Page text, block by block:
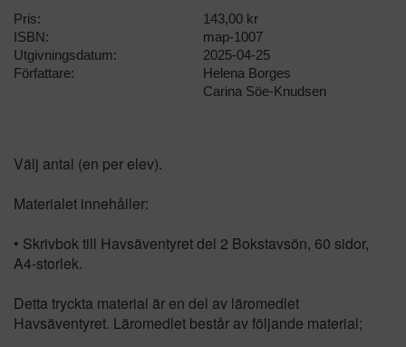
Pris:
143,00 kr
ISBN:
map-1007
Utgivningsdatum:
2025-04-25
Författare:
Helena Borges
Carina Söe-Knudsen
Välj antal (en per elev).
Materialet innehåller:
• Skrivbok till Havsäventyret del 2 Bokstavsön, 60 sidor,
A4-storlek.
Detta tryckta material är en del av läromedlet
Havsäventyret. Läromedlet består av följande material;